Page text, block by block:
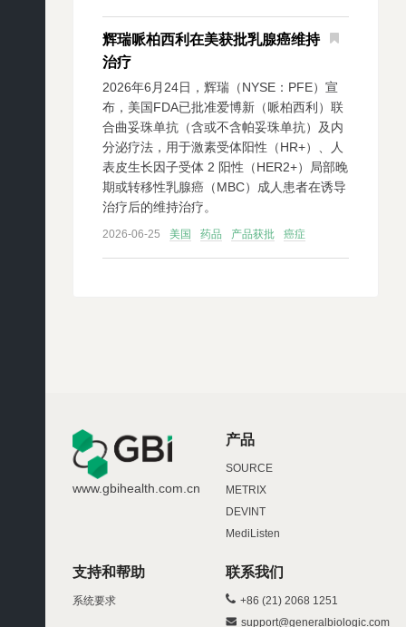
辉瑞哌柏西利在美获批乳腺癌维持
治疗
2026年6月24日，辉瑞（NYSE：PFE）宣
布，美国FDA已批准爱博新（哌柏西利）联
合曲妥珠单抗（含或不含帕妥珠单抗）及内
分泌疗法，用于激素受体阳性（HR+）、人
表皮生长因子受体 2 阳性（HER2+）局部晚
期或转移性乳腺癌（MBC）成人患者在诱导
治疗后的维持治疗。
2026-06-25 美国 药品 产品获批 癌症
www.gbihealth.com.cn
产品
SOURCE
METRIX
DEVINT
MediListen
支持和帮助
系统要求
联系我们
+86 (21) 2068 1251
support@generalbiologic.com